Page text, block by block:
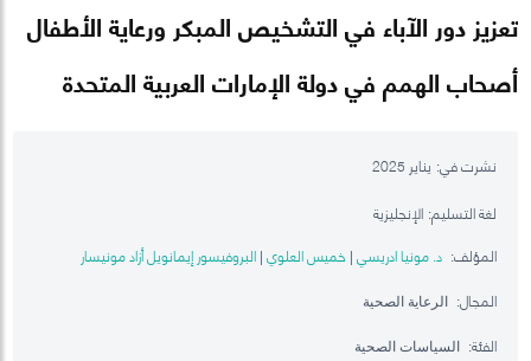
تعزيز دور الآباء في التشخيص المبكر ورعاية الأطفال
أصحاب الهمم في دولة الإمارات العربية المتحدة
نشرت في: يناير 2025
لغة التسليم: الإنجليزية
المؤلف: د. مونيا ادريسي خميس العلوي البروفيسور إيمانويل أزاد مونيسار
المجال:
الرعاية الصحية
الفئة: السياسات الصحية